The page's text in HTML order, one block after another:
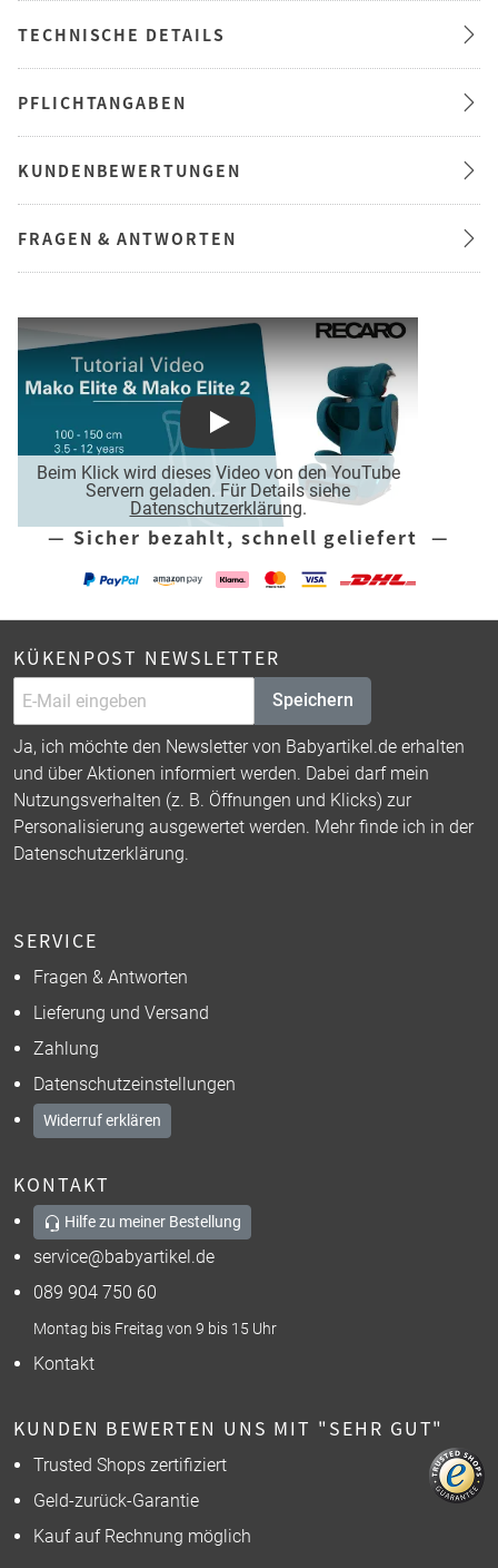
TECHNISCHE DETAILS
PFLICHTANGABEN
KUNDENBEWERTUNGEN
FRAGEN & ANTWORTEN
Beim Klick wird dieses Video von den YouTube
Servern geladen. Für Details siehe
Datenschutzerklärung.
Play
— Sicher bezahlt, schnell geliefert —
KÜKENPOST NEWSLETTER
Speichern
Ja, ich möchte den Newsletter von Babyartikel.de erhalten
und über Aktionen informiert werden. Dabei darf mein
Nutzungsverhalten (z. B. Öffnungen und Klicks) zur
Personalisierung ausgewertet werden. Mehr finde ich in der
Datenschutzerklärung.
SERVICE
Fragen & Antworten
Lieferung und Versand
Zahlung
Datenschutzeinstellungen
Widerruf erklären
KONTAKT
Hilfe zu meiner Bestellung
service@babyartikel.de
089 904 750 60
Montag bis Freitag von 9 bis 15 Uhr
Kontakt
KUNDEN BEWERTEN UNS MIT "SEHR GUT"
Trusted Shops zertifiziert
Geld-zurück-Garantie
Kauf auf Rechnung möglich